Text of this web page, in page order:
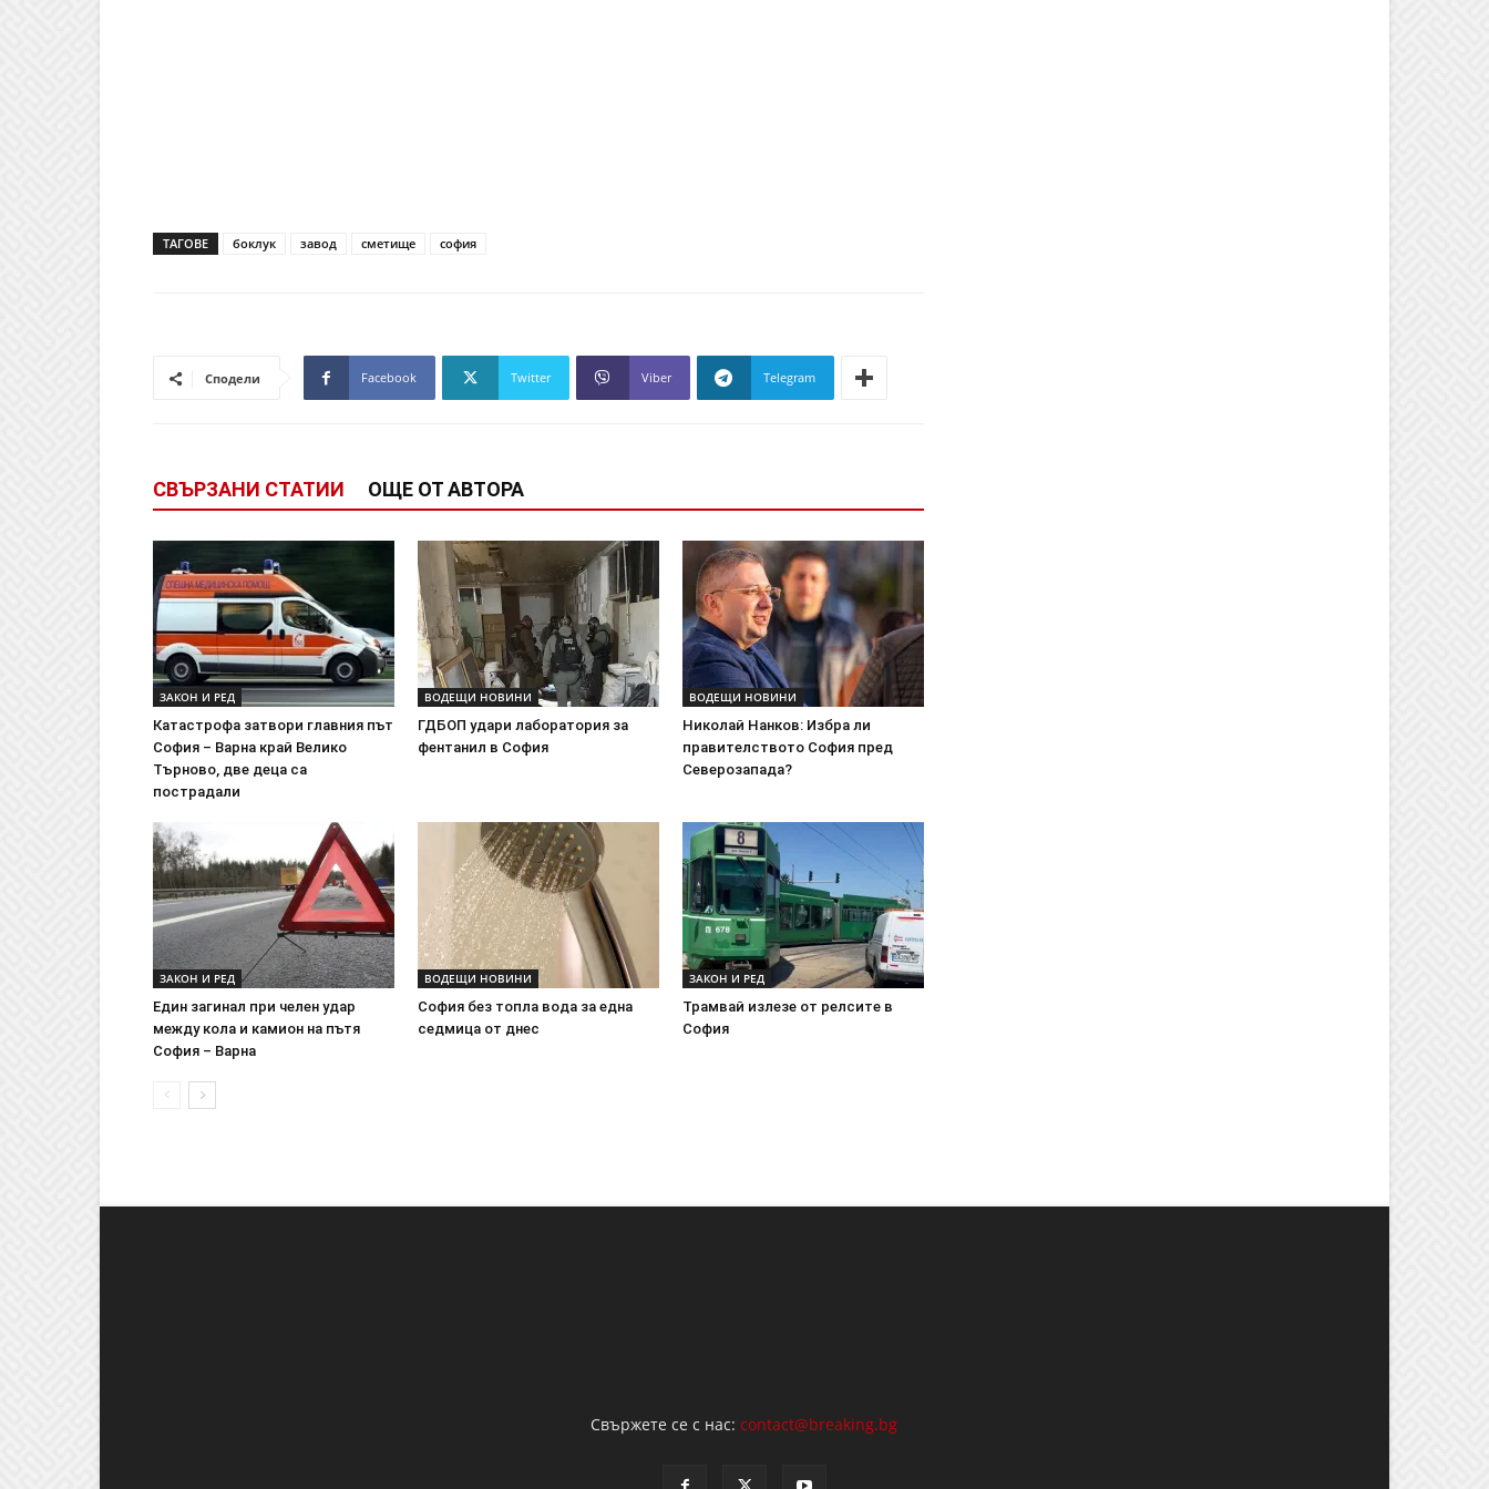
ТАГОВЕ боклук завод сметище софия
Сподели Facebook Twitter Viber Telegram
СВЪРЗАНИ СТАТИИ ОЩЕ ОТ АВТОРА
ЗАКОН И РЕД
Катастрофа затвори главния път
София – Варна край Велико
Търново, две деца са
пострадали
ВОДЕЩИ НОВИНИ
ГДБОП удари лаборатория за
фентанил в София
ВОДЕЩИ НОВИНИ
Николай Нанков: Избра ли
правителството София пред
Северозапада?
ЗАКОН И РЕД
Един загинал при челен удар
между кола и камион на пътя
София – Варна
ВОДЕЩИ НОВИНИ
София без топла вода за една
седмица от днес
ЗАКОН И РЕД
Трамвай излезе от релсите в
София
Свържете се с нас:contact@breaking.bg